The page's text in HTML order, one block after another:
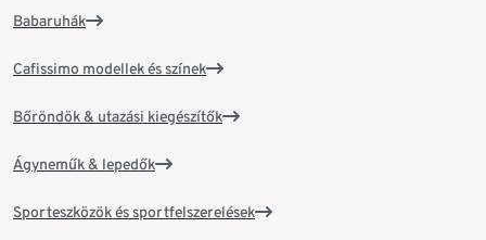
Babaruhák
Cafissimo modellek és színek
Bőröndök & utazási kiegészítők
Ágyneműk & lepedők
Sporteszközök és sportfelszerelések